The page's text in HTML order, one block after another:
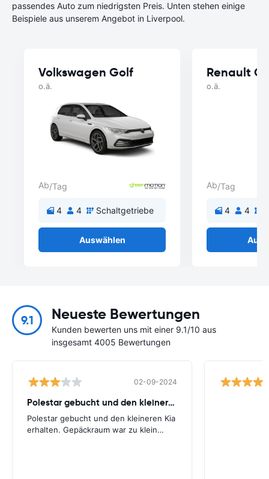
passendes Auto zum niedrigsten Preis. Unten stehen einige
Beispiele aus unserem Angebot in Liverpool.
Volkswagen Golf
o.ä.
Ab/Tag
4 4 Schaltgetriebe
Auswählen
Renault
o.ä.
Ab/Tag
4 4
9.1 Neueste Bewertungen
Kunden bewerten uns mit einer 9.1/10 aus
insgesamt 4005 Bewertungen
02-09-2024
Polestar gebucht und den kleineren
Polestar gebucht und den kleineren Kia
erhalten. Gepäckraum war zu klein…